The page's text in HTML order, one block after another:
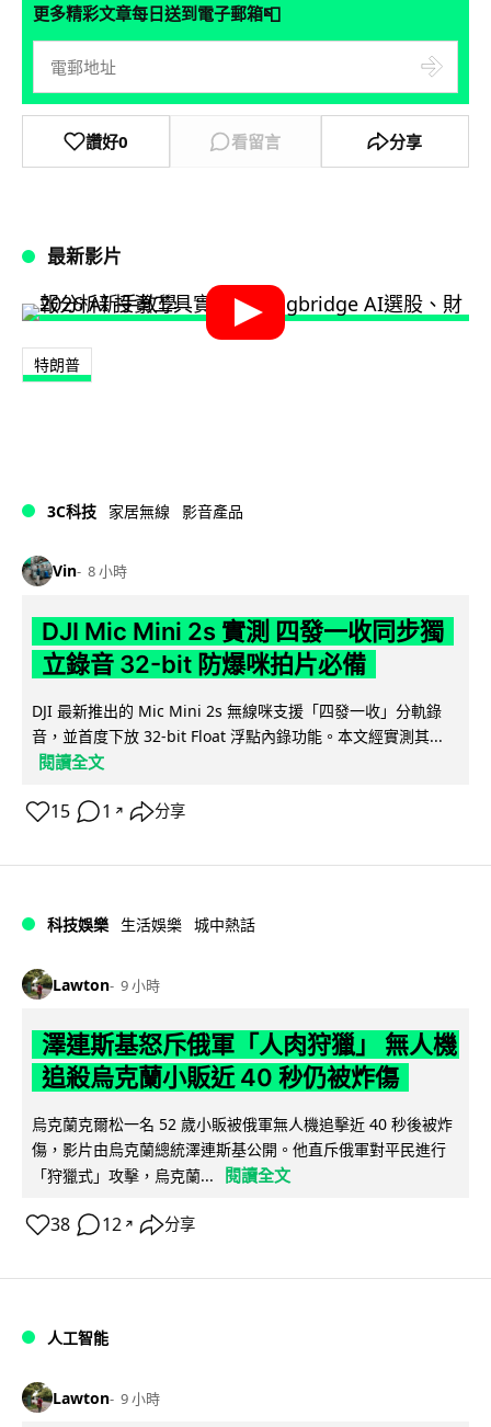
更多精彩文章每日送到電子郵箱📮
讚好0 看留言 分享
最新影片
特朗普
3C科技 家居無線 影音產品
Vin 8 小時
DJI Mic Mini 2s 實測 四發一收同步獨
立錄音 32-bit 防爆咪拍片必備
DJI 最新推出的 Mic Mini 2s 無線咪支援「四發一收」分軌錄
音，並首度下放 32-bit Float 浮點內錄功能。本文經實測其...
閱讀全文
15 1 ↗ 分享
科技娛樂 生活娛樂 城中熱話
Lawton 9 小時
澤連斯基怒斥俄軍「人肉狩獵」 無人機
追殺烏克蘭小販近 40 秒仍被炸傷
烏克蘭克爾松一名 52 歲小販被俄軍無人機追擊近 40 秒後被炸
傷，影片由烏克蘭總統澤連斯基公開。他直斥俄軍對平民進行
「狩獵式」攻擊，烏克蘭...
閱讀全文
38 12 ↗ 分享
人工智能
Lawton 9 小時